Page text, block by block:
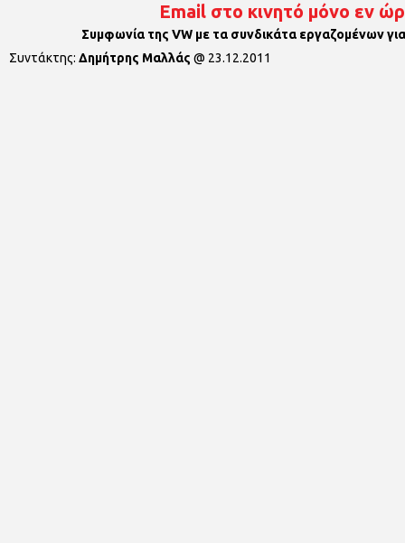
Email στο κινητό μόνο εν
Συμφωνία της VW με τα συνδικάτα εργαζομένων
Συντάκτης: Δημήτρης Μαλλάς @ 23.12.2011